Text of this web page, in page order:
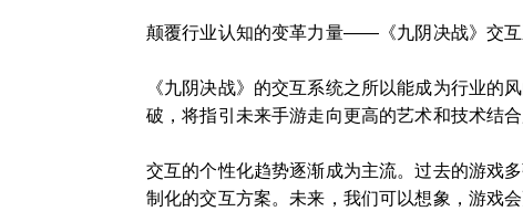
颠覆行业认知的变革力量——《九阴决战》交
《九阴决战》的交互系统之所以能成为行业的
破，将指引未来手游走向更高的艺术和技术结
交互的个性化趋势逐渐成为主流。过去的游戏
制化的交互方案。未来，我们可以想象，游戏